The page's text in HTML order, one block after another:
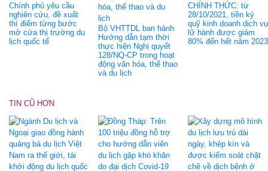
Chính phủ yêu cầu
nghiên cứu, đề xuất
thí điểm từng bước
mở cửa thị trường du
lịch quốc tế
Bộ VHTTDL ban hành
Hướng dẫn tạm thời
thực hiện Nghị quyết
128/NQ-CP trong hoạt
động văn hóa, thể thao
và du lịch
CHÍNH THỨC: từ
28/10/2021, tiền ký
quỹ kinh doanh dịch vụ
lữ hành được giảm
80% đến hết năm 2023
TIN CŨ HƠN